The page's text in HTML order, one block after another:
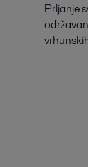
Prljanje